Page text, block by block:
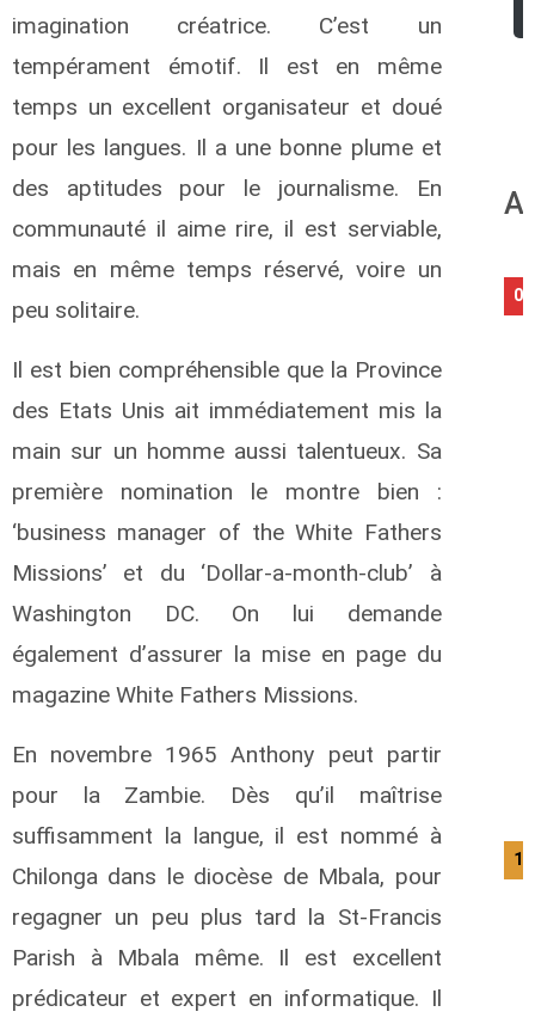
imagination créatrice. C’est un
tempérament émotif. Il est en même
temps un excellent organisateur et doué
pour les langues. Il a une bonne plume et
des aptitudes pour le journalisme. En
communauté il aime rire, il est serviable,
mais en même temps réservé, voire un
peu solitaire.
Il est bien compréhensible que la Province
des Etats Unis ait immédiatement mis la
main sur un homme aussi talentueux. Sa
première nomination le montre bien :
‘business manager of the White Fathers
Missions’ et du ‘Dollar-a-month-club’ à
Washington DC. On lui demande
également d’assurer la mise en page du
magazine White Fathers Missions.
En novembre 1965 Anthony peut partir
pour la Zambie. Dès qu’il maîtrise
suffisamment la langue, il est nommé à
Chilonga dans le diocèse de Mbala, pour
regagner un peu plus tard la St-Francis
Parish à Mbala même. Il est excellent
prédicateur et expert en informatique. Il